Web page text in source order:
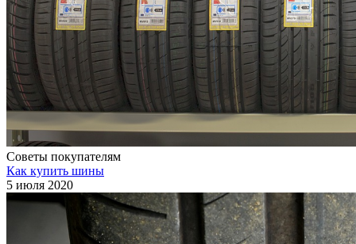
Советы покупателям
Как купить шины
5 июля 2020